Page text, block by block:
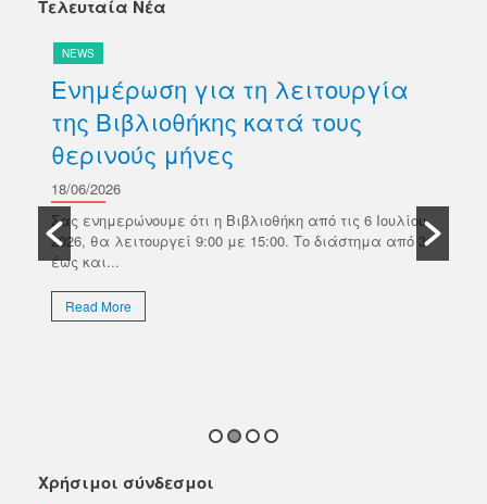
Τελευταία Νέα
NEWS
Ενημέρωση για τη λειτουργία
της Βιβλιοθήκης κατά τους
θερινούς μήνες
18/06/2026
Σας ενημερώνουμε ότι η Βιβλιοθήκη από τις 6 Ιουλίου
2026, θα λειτουργεί 9:00 με 15:00. Το διάστημα από 3
έως και...
Read More
Χρήσιμοι σύνδεσμοι